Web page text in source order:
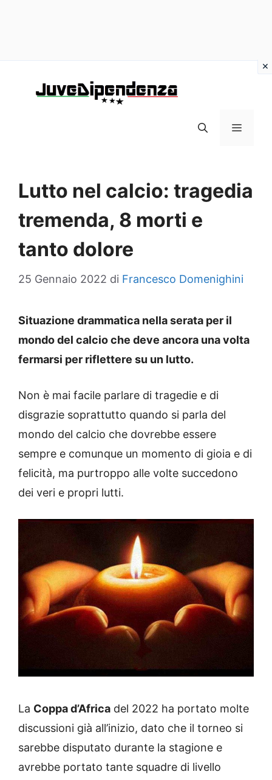
MENU
Lutto nel calcio: tragedia
tremenda, 8 morti e
tanto dolore
25 Gennaio 2022 di Francesco Domenighini
Situazione drammatica nella serata per il
mondo del calcio che deve ancora una volta
fermarsi per riflettere su un lutto.
Non è mai facile parlare di tragedie e di
disgrazie soprattutto quando si parla del
mondo del calcio che dovrebbe essere
sempre e comunque un momento di gioia e di
felicità, ma purtroppo alle volte succedono
dei veri e propri lutti.
La Coppa d’Africa del 2022 ha portato molte
discussioni già all’inizio, dato che il torneo si
sarebbe disputato durante la stagione e
avrebbe portato tante squadre di livello